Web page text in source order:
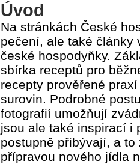
Úvod
Na stránkách České
pečení, ale také články
české hospodyňky.
sbírka receptů pro
recepty prověřené
surovin. Podrobné
fotografií umožňují
jsou ale také inspirací i
postupně přibývají, a
přípravou nového jídla